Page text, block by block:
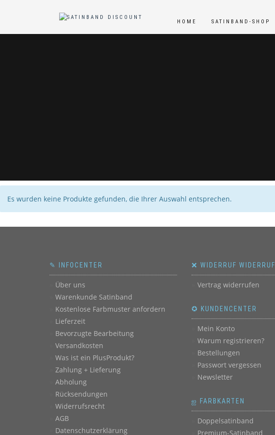
HOME SATINBAND-SHOP
Es wurden keine Produkte gefunden, die Ihrer Auswahl entsprechen.
✎ INFOCENTER
Über uns
Warenkunde Satinband
Kostenlose Farbmuster anfordern
Lieferzeit
Bevorzugte Bearbeitung
Versandkosten
Was ist ein PlusProdukt?
Zahlung + Lieferung
Abholung
Rücksendungen
Widerrufsrecht
AGB
Datenschutzerklärung
❌ WIDERRUF WIDERRUF
Vertrag widerrufen
✪ KUNDENCENTER
Mein Konto
Warum registrieren?
Bestellungen
Passwort vergessen
Newsletter
ஐ FARBKARTEN
Doppelsatinband
Premium-Satinband